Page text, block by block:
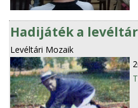
Hadijáték a
Levéltári Mozaik